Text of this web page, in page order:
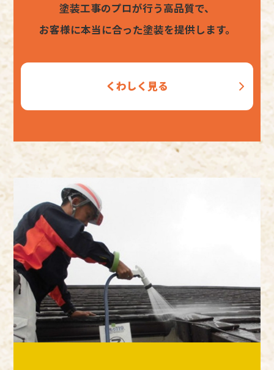
塗装工事のプロが行う高品質で、
お客様に本当に合った塗装を提供します。
くわしく見る